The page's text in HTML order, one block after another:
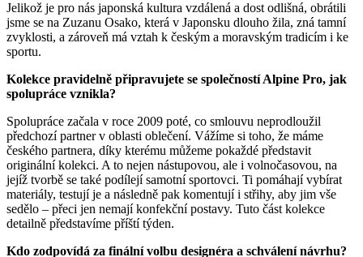
Jelikož je pro nás japonská kultura vzdálená a dost odlišná, obrátili
jsme se na Zuzanu Osako, která v Japonsku dlouho žila, zná tamní
zvyklosti, a zároveň má vztah k českým a moravským tradicím i ke
sportu.
Kolekce pravidelně připravujete se společností Alpine Pro, jak
spolupráce vznikla?
Spolupráce začala v roce 2009 poté, co smlouvu neprodloužil
předchozí partner v oblasti oblečení. Vážíme si toho, že máme
českého partnera, díky kterému můžeme pokaždé představit
originální kolekci. A to nejen nástupovou, ale i volnočasovou, na
jejíž tvorbě se také podílejí samotní sportovci. Ti pomáhají vybírat
materiály, testují je a následně pak komentují i střihy, aby jim vše
sedělo – přeci jen nemají konfekční postavy. Tuto část kolekce
detailně představíme příští týden.
Kdo zodpovídá za finální volbu designéra a schválení návrhu?